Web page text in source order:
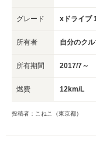
グレード xドライブ
所有者 自分のク
所有期間 2017/7～
燃費 12km/L
投稿者：こねこ（東京都）